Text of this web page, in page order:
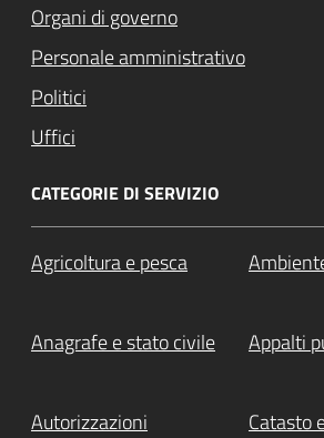
Organi di governo
Personale amministrativo
Politici
Uffici
CATEGORIE DI SERVIZIO
Agricoltura e pesca
Anagrafe e stato civile Appalti
Autorizzazioni Catasto